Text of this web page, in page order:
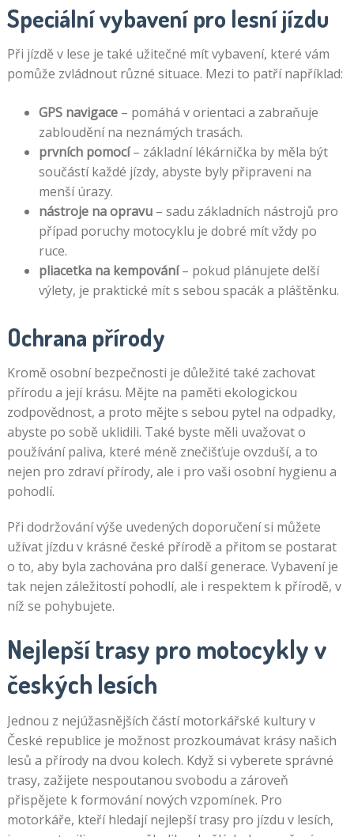
Speciální vybavení pro lesní jízdu
Při jízdě v lese je také užitečné mít vybavení, které vám
pomůže zvládnout různé situace. Mezi to patří například:
GPS navigace– pomáhá v orientaci a zabraňuje
zabloudění na neznámých trasách.
prvních pomocí– základní lékárnička by měla být
součástí každé jízdy, abyste byly připraveni na
menší úrazy.
nástroje na opravu– sadu základních nástrojů pro
případ poruchy motocyklu je dobré mít vždy po
ruce.
pliacetka na kempování– pokud plánujete delší
výlety, je praktické mít s sebou spacák a pláštěnku.
Ochrana přírody
Kromě osobní bezpečnosti je důležité také zachovat
přírodu a její krásu. Mějte na paměti ekologickou
zodpovědnost, a proto mějte s sebou pytel na odpadky,
abyste po sobě uklidili. Také byste měli uvažovat o
používání paliva, které méně znečišťuje ovzduší, a to
nejen pro zdraví přírody, ale i pro vaši osobní hygienu a
pohodlí.
Při dodržování výše uvedených doporučení si můžete
užívat jízdu v krásné české přírodě a přitom se postarat
o to, aby byla zachována pro další generace. Vybavení je
tak nejen záležitostí pohodlí, ale i respektem k přírodě, v
níž se pohybujete.
Nejlepší trasy pro motocykly v
českých lesích
Jednou z nejúžasnějších částí motorkářské kultury v
České republice je možnost prozkoumávat krásy našich
lesů a přírody na dvou kolech. Když si vyberete správné
trasy, zažijete nespoutanou svobodu a zároveň
přispějete k formování nových vzpomínek. Pro
motorkáře, kteří hledají nejlepší trasy pro jízdu v lesích,